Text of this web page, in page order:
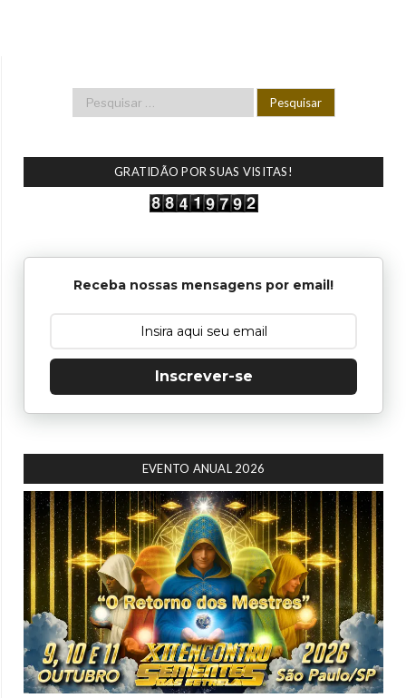
GRATIDÃO POR SUAS VISITAS!
Receba nossas mensagens por email!
Inscrever-se
EVENTO ANUAL 2026